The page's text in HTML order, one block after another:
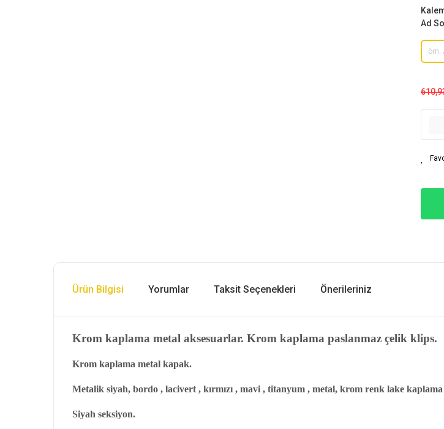
Ad
Ürün Bilgisi Yorumlar Taksit Seçenekleri Önerileriniz
Krom kaplama metal aksesuarlar. Krom kaplama paslanmaz çelik klips.
Krom kaplama metal kapak.
Metalik siyah, bordo , lacivert , kırmızı , mavi , titanyum , metal, krom renk lake
Siyah seksiyon.